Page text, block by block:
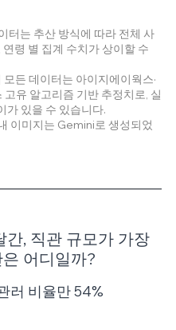
터는 추산 방식에 따라 전체 사
연령 별 집계 수치가 상이할 수
든 데이터는 아이지에이웍스·
고유 알고리즘 기반 추정치로, 실
가 있을 수 있습니다.
이미지는 Gemini로 생성되었
간, 직관 규모가 가장
어디일까?
러 비율만 54%